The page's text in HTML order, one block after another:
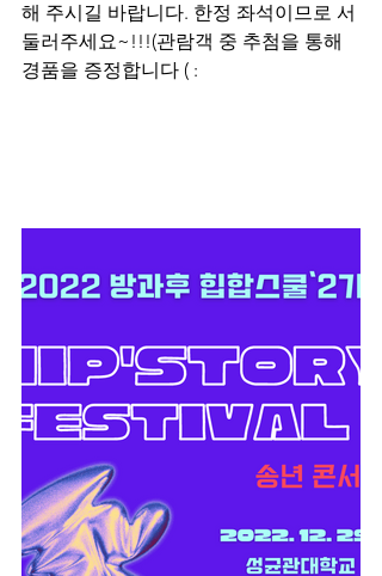
해 주시길 바랍니다. 한정 좌석이므로 서
둘러주세요~!!!(관람객 중 추첨을 통해
경품을 증정합니다 ( :